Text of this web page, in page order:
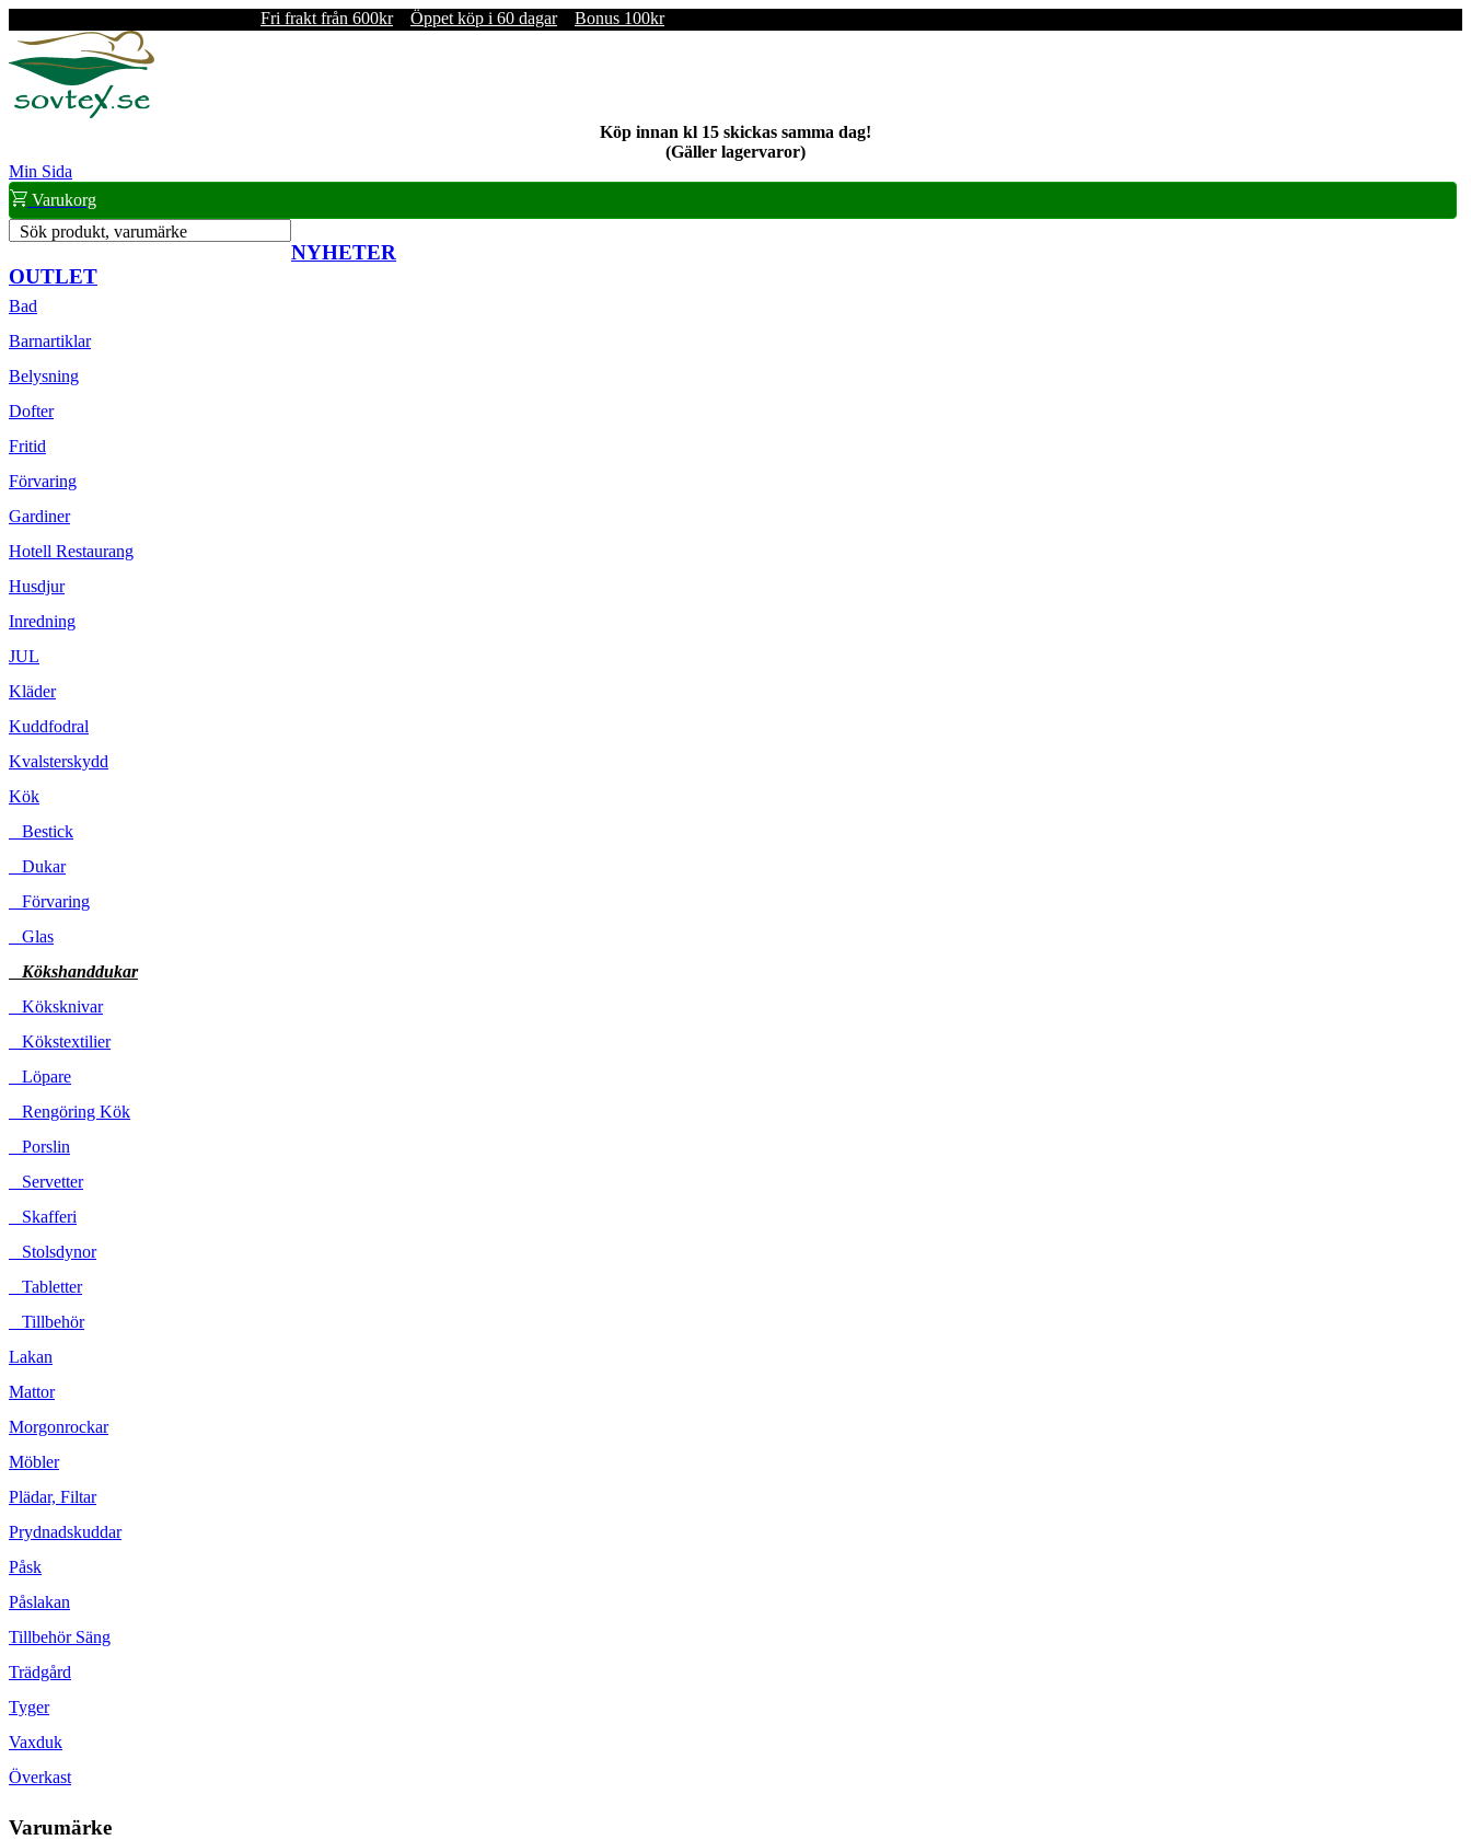
Fri frakt från 600kr Öppet köp i 60 dagar Bonus 100kr
Köp innan kl 15 skickas samma dag!
(Gäller lagervaror)
Min Sida
Varukorg
Sök produkt, varumärke
NYHETER
OUTLET
Bad
Barnartiklar
Belysning
Dofter
Fritid
Förvaring
Gardiner
Hotell Restaurang
Husdjur
Inredning
JUL
Kläder
Kuddfodral
Kvalsterskydd
Kök
Bestick
Dukar
Förvaring
Glas
Kökshanddukar
Köksknivar
Kökstextilier
Löpare
Rengöring Kök
Porslin
Servetter
Skafferi
Stolsdynor
Tabletter
Tillbehör
Lakan
Mattor
Morgonrockar
Möbler
Plädar, Filtar
Prydnadskuddar
Påsk
Påslakan
Tillbehör Säng
Trädgård
Tyger
Vaxduk
Överkast
Varumärke